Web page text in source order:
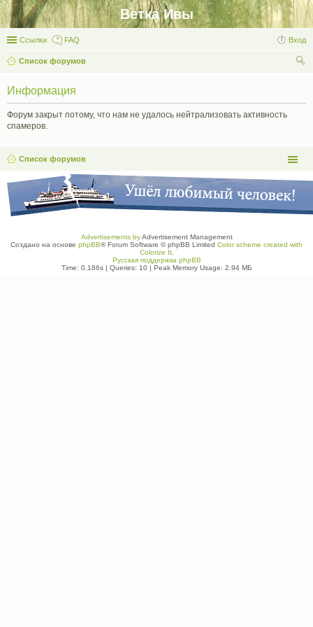
Ветка Ивы
Ссылки FAQ Вход
Список форумов
Информация
Форум закрыт потому, что нам не удалось нейтрализовать активность
спамеров.
Список форумов
Advertisements byAdvertisement Management
Создано на основе phpBB® Forum Software © phpBB Limited Color scheme created with
Colorize It.
Русская поддержка phpBB
Time: 0.186s| Queries: 10| Peak Memory Usage: 2.94 МБ